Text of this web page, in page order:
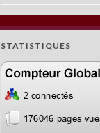
STATISTIQUES